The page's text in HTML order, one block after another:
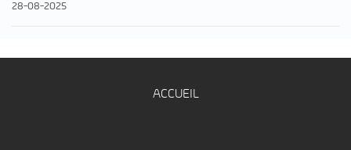
28-08-2025
ACCUEIL